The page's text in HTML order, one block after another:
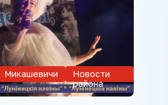
Микашевичи
Новости
района